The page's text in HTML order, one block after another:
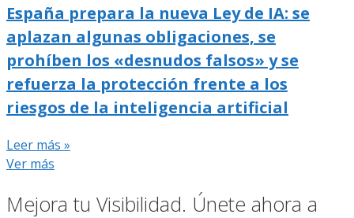
España prepara la nueva Ley de IA: se
aplazan algunas obligaciones, se
prohíben los «desnudos falsos» y se
refuerza la protección frente a los
riesgos de la inteligencia artificial
Leer más »
Ver más
Mejora tu Visibilidad. Únete ahora a